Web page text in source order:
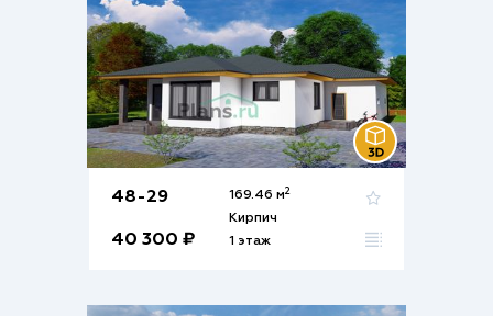
48-29
40 300 ₽
169.46 м2
Кирпич
1 этаж